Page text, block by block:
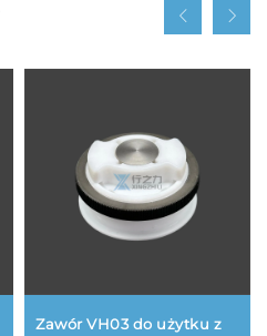
Zawór VH03 do użytku z